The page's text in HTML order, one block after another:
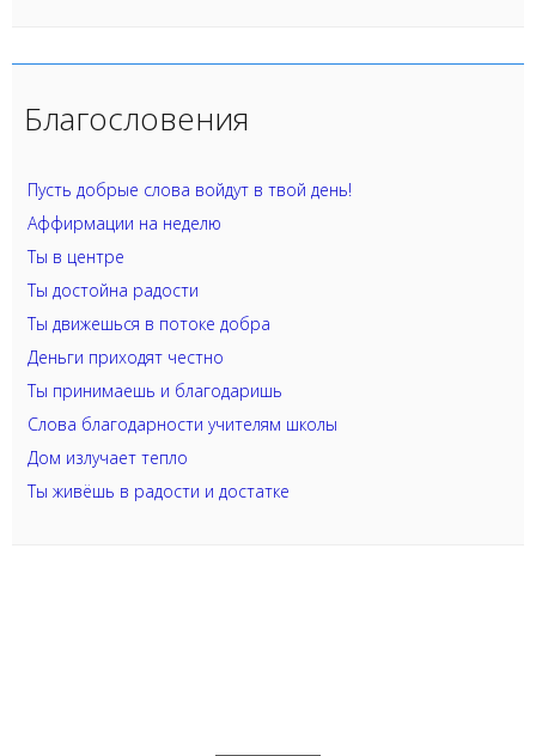
Благословения
Пусть добрые слова войдут в твой день!
Аффирмации на неделю
Ты в центре
Ты достойна радости
Ты движешься в потоке добра
Деньги приходят честно
Ты принимаешь и благодаришь
Слова благодарности учителям школы
Дом излучает тепло
Ты живёшь в радости и достатке